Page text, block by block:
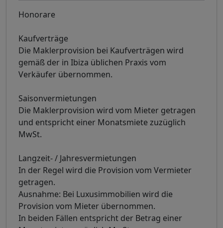
Honorare
Kaufverträge
Die Maklerprovision bei Kaufverträgen wird
gemäß der in Ibiza üblichen Praxis vom
Verkäufer übernommen.
Saisonvermietungen
Die Maklerprovision wird vom Mieter getragen
und entspricht einer Monatsmiete zuzüglich
MwSt.
Langzeit- / Jahresvermietungen
In der Regel wird die Provision vom Vermieter
getragen.
Ausnahme: Bei Luxusimmobilien wird die
Provision vom Mieter übernommen.
In beiden Fällen entspricht der Betrag einer